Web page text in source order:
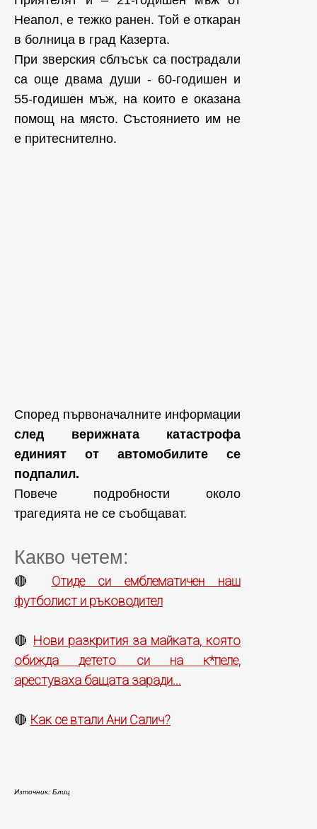
Неапол, е тежко ранен. Той е откаран
в болница в град Казерта.
При зверския сблъсък са пострадали
са още двама души - 60-годишен и
55-годишен мъж, на които е оказана
помощ на място. Състоянието им не
е притеснително.
Според първоначалните информации
след верижната катастрофа
единият от автомобилите се
подпалил.
Повече подробности около
трагедията не се съобщават.
Какво четем:
🔴 Отиде си емблематичен наш
футболист и ръководител
🔴 Нови разкрития за майката, която
обижда детето си на к*пеле,
арестуваха бащата заради...
🔴 Как се втали Ани Салич?
Източник: Блиц